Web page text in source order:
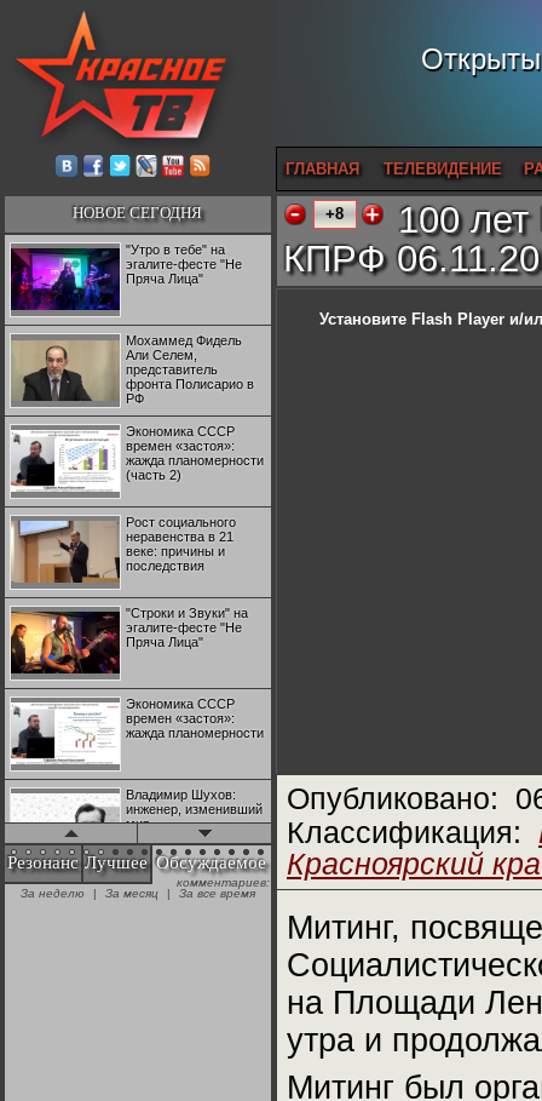
ГЛАВНАЯ ТЕЛЕВИДЕНИЕ
НОВОЕ СЕГОДНЯ
"Утро в тебе" на
эгалите-фесте "Не
Пряча Лица"
Мохаммед Фидель
Али Селем,
представитель
фронта Полисарио в
РФ
Экономика СССР
времен «застоя»:
жажда планомерности
(часть 2)
Рост социального
неравенства в 21
веке: причины и
последствия
"Строки и Звуки" на
эгалите-фесте "Не
Пряча Лица"
Экономика СССР
времен «застоя»:
жажда планомерности
Владимир Шухов:
инженер, изменивший
мир
"Аркадий Коц" на
эгалите-фесте "Не
Резонанс Лучшее Обсуждаемое
комментариев:
За неделю
| За месяц | За все время
+8
100
КПРФ
Установите Flash Player и/
Опубликовано:
Классификация:
Красноярский
Митинг,
на Площади
утра и
Митинг был